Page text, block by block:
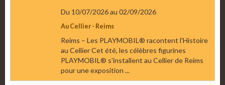
Du 10/07/2026au 02/09/2026
Au Cellier - Reims
Reims – Les PLAYMOBIL® racontent l'Histoire
au Cellier Cet été, les célèbres figurines
PLAYMOBIL® s'installent au Cellier de Reims
pour une exposition ...